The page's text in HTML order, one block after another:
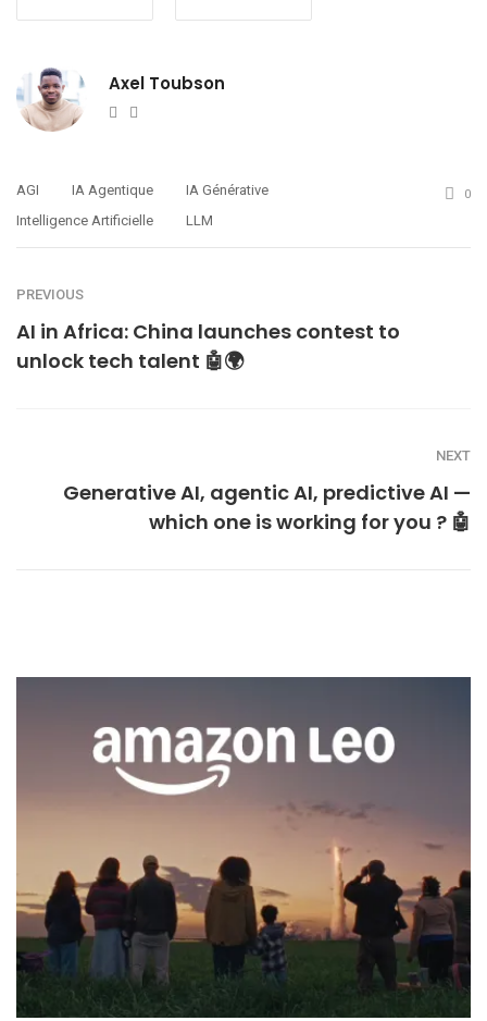
Axel Toubson
Website
AGI IA Agentique
IA Générative
Intelligence Artificielle
LLM
0
PREVIOUS
AI in Africa: China launches contest to
unlock tech talent 🤖🌍
NEXT
Generative AI, agentic AI, predictive AI —
which one is working for you ? 🤖